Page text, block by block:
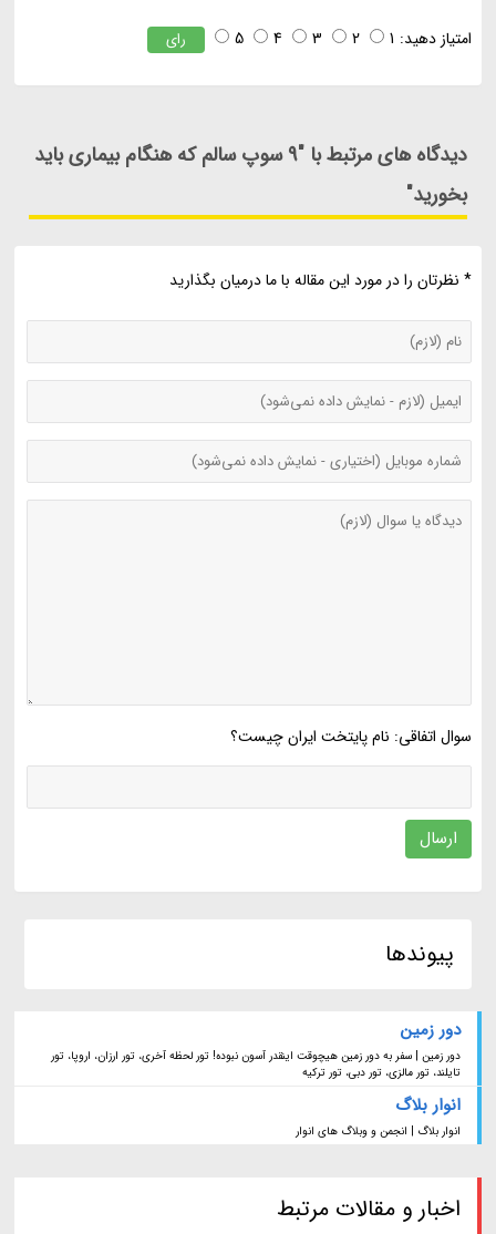
امتیاز دهید: 1
2
3
4
5 رای
دیدگاه های مرتبط با "9 سوپ سالم که هنگام بیماری باید
بخورید"
* نظرتان را در مورد این مقاله با ما درمیان بگذارید
سوال اتفاقی: نام پایتخت ایران چیست؟
ارسال
پیوندها
دور زمین
دور زمین | سفر به دور زمین هیچوقت اینقدر آسون نبوده! تور لحظه آخری، تور ارزان، اروپا، تور
تایلند، تور مالزی، تور دبی، تور ترکیه
انوار بلاگ
انوار بلاگ | انجمن و وبلاگ های انوار
اخبار و مقالات مرتبط